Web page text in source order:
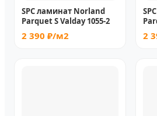
SPC ламинат Norland
Parquet S Valday 1055-2
2 390 ₽/м2 2